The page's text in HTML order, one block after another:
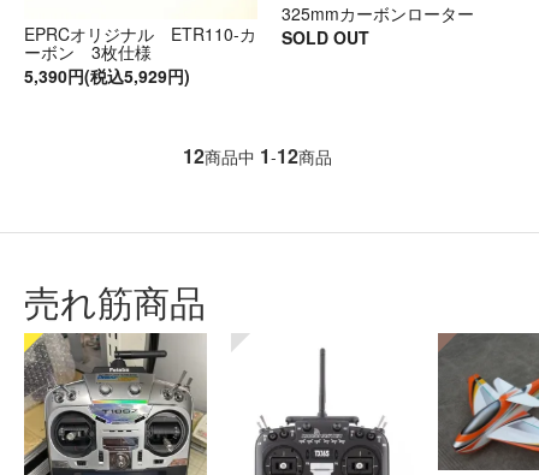
EPRCオリジナル ETR110-カ
ーボン 3枚仕様
5,390円(税込5,929円)
325mmカーボンローター
SOLD OUT
12商品中 1-12商品
売れ筋商品